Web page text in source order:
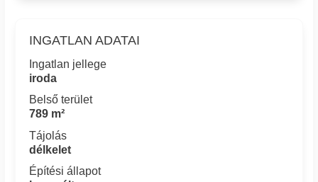
INGATLAN ADATAI
Ingatlan jellege
iroda
Belső terület
789 m²
Tájolás
délkelet
Építési állapot